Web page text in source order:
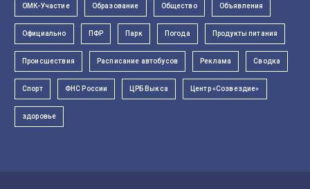
ОМК-Участие Образование Общество Объявления
Официально ПФР Парк Погода Продукты питания
Происшествия Расписание автобусов Реклама Сводка
Спорт ФНС России ЦРБ Выкса Центр «Созвездие»
здоровье